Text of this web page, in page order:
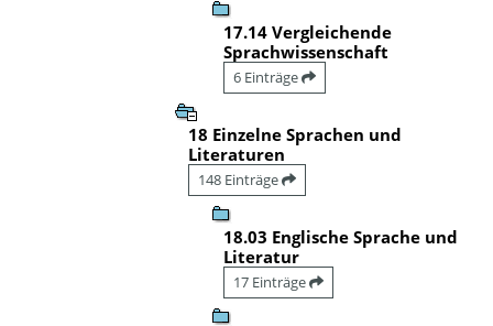
17.14 Vergleichende
Sprachwissenschaft
6 Einträge
18 Einzelne Sprachen und
Literaturen
148 Einträge
18.03 Englische Sprache und
Literatur
17 Einträge